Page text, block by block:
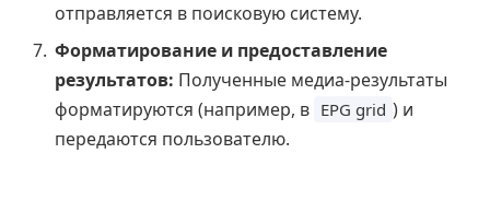
отправляется в поисковую систему.
Форматирование и предоставление
результатов: Полученные медиа-результаты
форматируются (например, в EPG grid ) и
передаются пользователю.